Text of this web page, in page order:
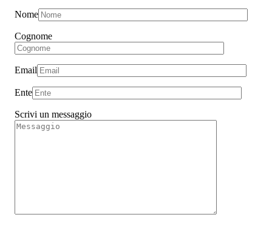
Nome
Cognome
Email
Ente
Scrivi un messaggio